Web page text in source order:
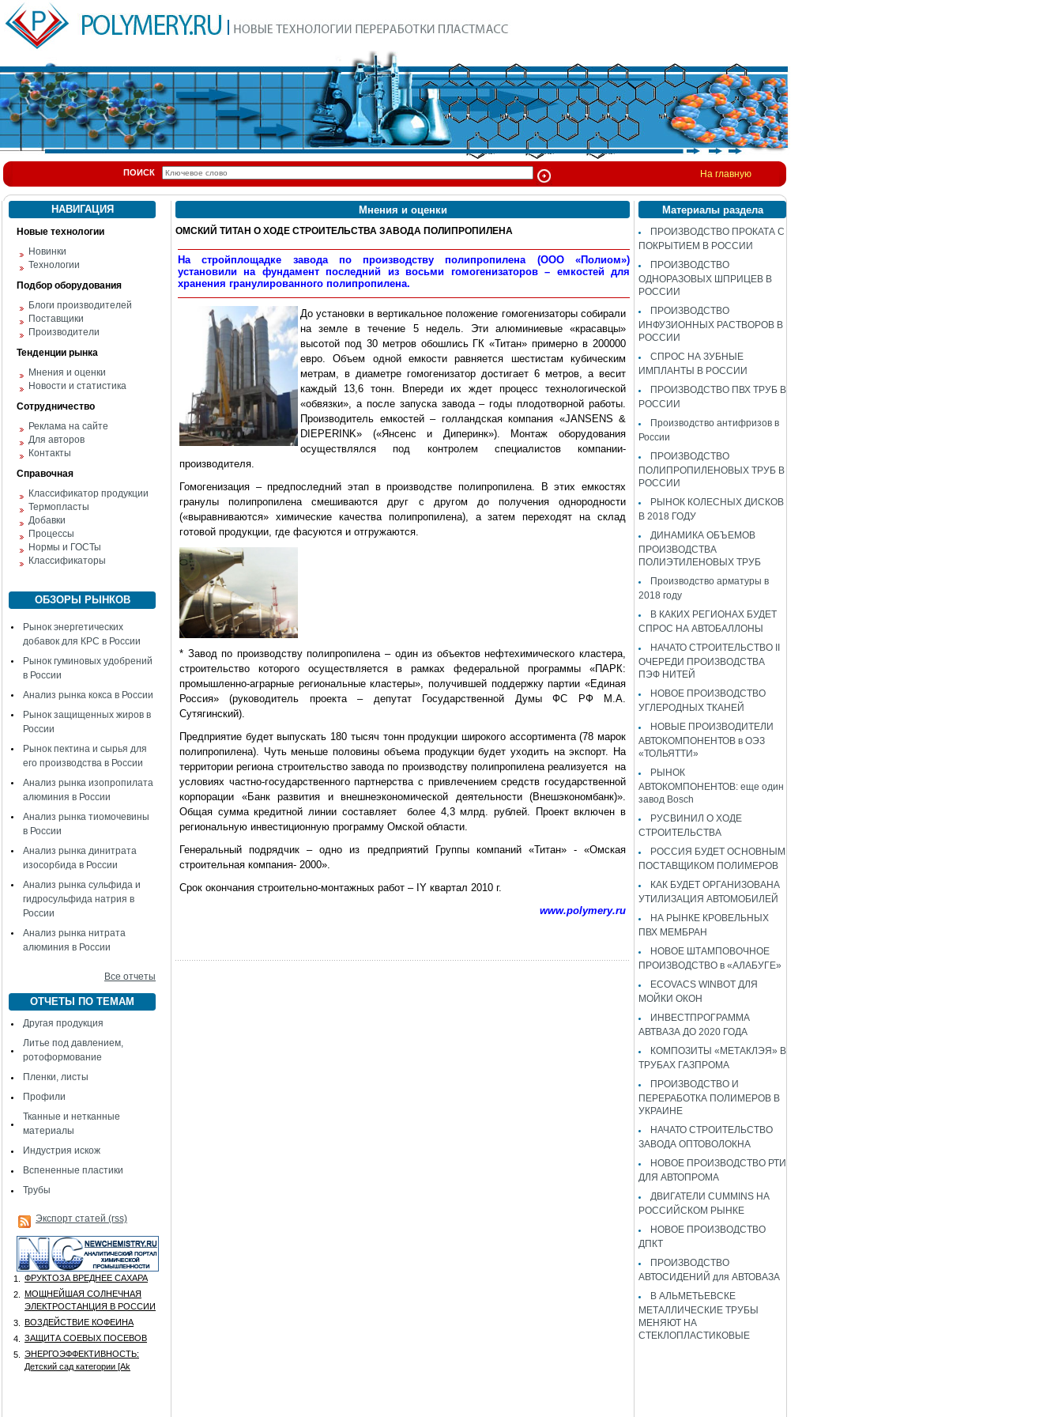
ПОИСК На главную
НАВИГАЦИЯ
Новые технологии
Новинки
Технологии
Подбор оборудования
Блоги производителей
Поставщики
Производители
Тенденции рынка
Мнения и оценки
Новости и статистика
Сотрудничество
Реклама на сайте
Для авторов
Контакты
Справочная
Классификатор продукции
Термопласты
Добавки
Процессы
Нормы и ГОСТы
Классификаторы
ОБЗОРЫ РЫНКОВ
Рынок энергетических
добавок для КРС в России
Рынок гуминовых удобрений
в России
Анализ рынка кокса в России
Рынок защищенных жиров в
России
Рынок пектина и сырья для
его производства в России
Анализ рынка изопропилата
алюминия в России
Анализ рынка тиомочевины
в России
Анализ рынка динитрата
изосорбида в России
Анализ рынка сульфида и
гидросульфида натрия в
России
Анализ рынка нитрата
алюминия в России
Все отчеты
ОТЧЕТЫ ПО ТЕМАМ
Другая продукция
Литье под давлением,
ротоформование
Пленки, листы
Профили
Тканные и нетканные
материалы
Индустрия искож
Вспененные пластики
Трубы
Экспорт статей (rss)
1.
ФРУКТОЗА ВРЕДНЕЕ САХАРА
2.
МОЩНЕЙШАЯ СОЛНЕЧНАЯ
ЭЛЕКТРОСТАНЦИЯ В РОССИИ
3.
ВОЗДЕЙСТВИЕ КОФЕИНА
4.
ЗАЩИТА СОЕВЫХ ПОСЕВОВ
5.
ЭНЕРГОЭФФЕКТИВНОСТЬ:
Детский сад категории [Аk
Мнения и оценки
ОМСКИЙ ТИТАН О ХОДЕ СТРОИТЕЛЬСТВА ЗАВОДА ПОЛИПРОПИЛЕНА
На стройплощадке завода по производству полипропилена (ООО «Полиом»)
установили на фундамент последний из восьми гомогенизаторов – емкостей для
хранения гранулированного полипропилена.
До установки в вертикальное положение гомогенизаторы собирали
на земле в течение 5 недель. Эти алюминиевые «красавцы»
высотой под 30 метров обошлись ГК «Титан» примерно в 200000
евро. Объем одной емкости равняется шестистам кубическим
метрам, в диаметре гомогенизатор достигает 6 метров, а весит
каждый 13,6 тонн. Впереди их ждет процесс технологической
«обвязки», а после запуска завода – годы плодотворной работы.
Производитель емкостей – голландская компания «JANSENS &
DIEPERINK» («Янсенс и Диперинк»). Монтаж оборудования
осуществлялся под контролем специалистов компании-
производителя.
Гомогенизация – предпоследний этап в производстве полипропилена. В этих емкостях
гранулы полипропилена смешиваются друг с другом до получения однородности
(«выравниваются» химические качества полипропилена), а затем переходят на склад
готовой продукции, где фасуются и отгружаются.
* Завод по производству полипропилена – один из объектов нефтехимического кластера,
строительство которого осуществляется в рамках федеральной программы «ПАРК:
промышленно-аграрные региональные кластеры», получившей поддержку партии «Единая
Россия» (руководитель проекта – депутат Государственной Думы ФС РФ М.А.
Сутягинский).
Предприятие будет выпускать 180 тысяч тонн продукции широкого ассортимента (78 марок
полипропилена). Чуть меньше половины объема продукции будет уходить на экспорт. На
территории региона строительство завода по производству полипропилена реализуется на
условиях частно-государственного партнерства с привлечением средств государственной
корпорации «Банк развития и внешнеэкономической деятельности (Внешэкономбанк)».
Общая сумма кредитной линии составляет более 4,3 млрд. рублей. Проект включен в
региональную инвестиционную программу Омской области.
Генеральный подрядчик – одно из предприятий Группы компаний «Титан» - «Омская
строительная компания- 2000».
Срок окончания строительно-монтажных работ – IY квартал 2010 г.
www.polymery.ru
Материалы раздела
ПРОИЗВОДСТВО ПРОКАТА С
ПОКРЫТИЕМ В РОССИИ
ПРОИЗВОДСТВО
ОДНОРАЗОВЫХ ШПРИЦЕВ В
РОССИИ
ПРОИЗВОДСТВО
ИНФУЗИОННЫХ РАСТВОРОВ В
РОССИИ
СПРОС НА ЗУБНЫЕ
ИМПЛАНТЫ В РОССИИ
ПРОИЗВОДСТВО ПВХ ТРУБ В
РОССИИ
Производство антифризов в
России
ПРОИЗВОДСТВО
ПОЛИПРОПИЛЕНОВЫХ ТРУБ В
РОССИИ
РЫНОК КОЛЕСНЫХ ДИСКОВ
В 2018 ГОДУ
ДИНАМИКА ОБЪЕМОВ
ПРОИЗВОДСТВА
ПОЛИЭТИЛЕНОВЫХ ТРУБ
Производство арматуры в
2018 году
В КАКИХ РЕГИОНАХ БУДЕТ
СПРОС НА АВТОБАЛЛОНЫ
НАЧАТО СТРОИТЕЛЬСТВО II
ОЧЕРЕДИ ПРОИЗВОДСТВА
ПЭФ НИТЕЙ
НОВОЕ ПРОИЗВОДСТВО
УГЛЕРОДНЫХ ТКАНЕЙ
НОВЫЕ ПРОИЗВОДИТЕЛИ
АВТОКОМПОНЕНТОВ в ОЭЗ
«ТОЛЬЯТТИ»
РЫНОК
АВТОКОМПОНЕНТОВ: еще один
завод Bosch
РУСВИНИЛ О ХОДЕ
СТРОИТЕЛЬСТВА
РОССИЯ БУДЕТ ОСНОВНЫМ
ПОСТАВЩИКОМ ПОЛИМЕРОВ
КАК БУДЕТ ОРГАНИЗОВАНА
УТИЛИЗАЦИЯ АВТОМОБИЛЕЙ
НА РЫНКЕ КРОВЕЛЬНЫХ
ПВХ МЕМБРАН
НОВОЕ ШТАМПОВОЧНОЕ
ПРОИЗВОДСТВО в «АЛАБУГЕ»
ECOVACS WINBOT ДЛЯ
МОЙКИ ОКОН
ИНВЕСТПРОГРАММА
АВТВАЗА ДО 2020 ГОДА
КОМПОЗИТЫ «МЕТАКЛЭЯ» В
ТРУБАХ ГАЗПРОМА
ПРОИЗВОДСТВО И
ПЕРЕРАБОТКА ПОЛИМЕРОВ В
УКРАИНЕ
НАЧАТО СТРОИТЕЛЬСТВО
ЗАВОДА ОПТОВОЛОКНА
НОВОЕ ПРОИЗВОДСТВО РТИ
ДЛЯ АВТОПРОМА
ДВИГАТЕЛИ CUMMINS НА
РОССИЙСКОМ РЫНКЕ
НОВОЕ ПРОИЗВОДСТВО
ДПКТ
ПРОИЗВОДСТВО
АВТОСИДЕНИЙ для АВТОВАЗА
В АЛЬМЕТЬЕВСКЕ
МЕТАЛЛИЧЕСКИЕ ТРУБЫ
МЕНЯЮТ НА
СТЕКЛОПЛАСТИКОВЫЕ